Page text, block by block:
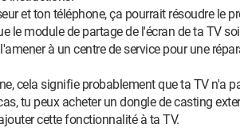
et ton téléphone, ça pourrait résoudre le
le module de partage de l'écran de ta TV
à un centre de service pour une
cela signifie probablement que ta TV n'a
tu peux acheter un dongle de casting
cette fonctionnalité à ta TV.